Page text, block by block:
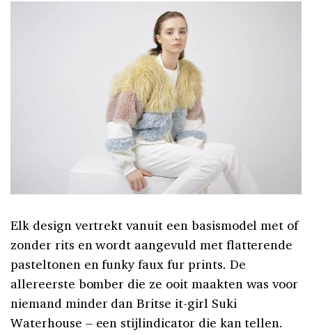
Elk design vertrekt vanuit een basismodel met of
zonder rits en wordt aangevuld met flatterende
pasteltonen en funky faux fur prints. De
allereerste bomber die ze ooit maakten was voor
niemand minder dan Britse it-girl Suki
Waterhouse – een stijlindicator die kan tellen.